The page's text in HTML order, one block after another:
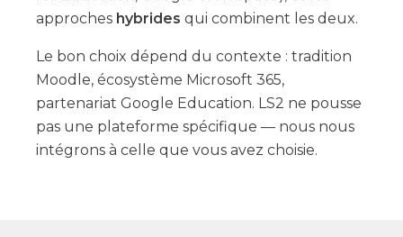
approches hybrides qui combinent les deux.
Le bon choix dépend du contexte : tradition
Moodle, écosystème Microsoft 365,
partenariat Google Education. LS2 ne pousse
pas une plateforme spécifique — nous nous
intégrons à celle que vous avez choisie.